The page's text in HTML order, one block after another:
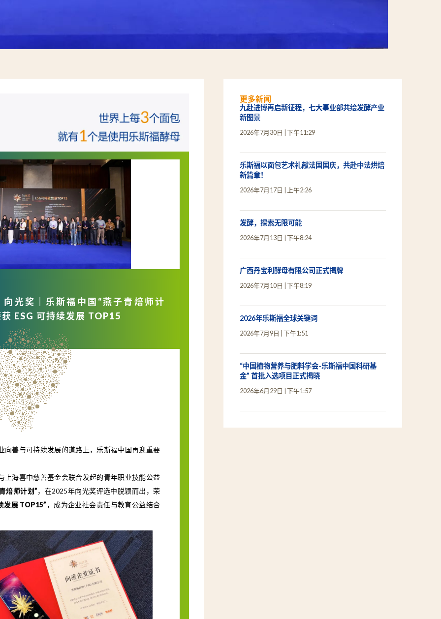
向光奖｜乐斯福中国“燕子青焙师计
获 ESG 可持续发展 TOP15
向善与可持续发展的道路上，乐斯福中国再迎重要
上海喜中慈善基金会联合发起的青年职业技能公益
焙师计划”，在2025年向光奖评选中脱颖而出，荣
发展 TOP15” ，成为企业社会责任与教育公益结合
更多新闻
九赴进博再启新征程，七大事业部共绘发酵产业
新图景
2026年7月30日 下午11:29
乐斯福以面包艺术礼献法国国庆，共赴中法烘焙
新篇章！
2026年7月17日 上午2:26
发酵，探索无限可能
2026年7月13日 下午8:24
广西丹宝利酵母有限公司正式揭牌
2026年7月10日 下午8:19
2026年乐斯福全球关键词
2026年7月9日 下午1:51
“中国植物营养与肥料学会-乐斯福中国科研基
金” 首批入选项目正式揭晓
2026年6月29日 下午1:57